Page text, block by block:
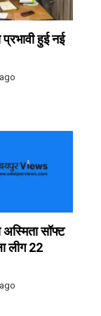
हुई नई
सॉफ्ट
लीग 22